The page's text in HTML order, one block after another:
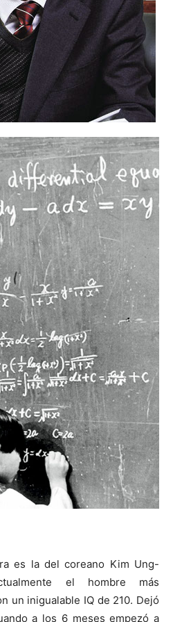
es la del coreano Kim Ung-
el hombre más
un inigualable IQ de 210. Dejó
a los 6 meses empezó a